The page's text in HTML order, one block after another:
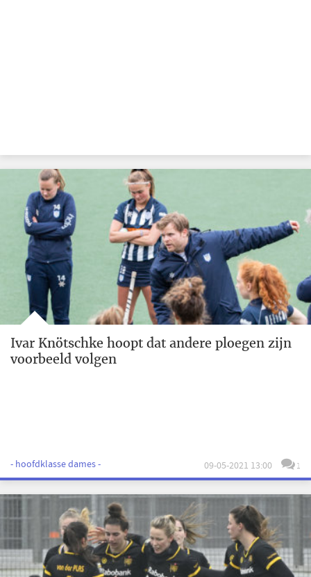
Ivar Knötschke hoopt dat andere ploegen zijn
voorbeeld volgen
- hoofdklasse dames - 09-05-2021 13:00 1